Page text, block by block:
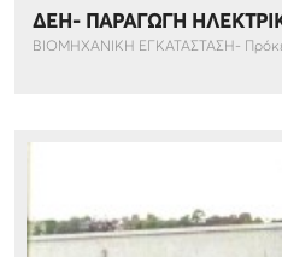
ΔΕΗ- ΠΑΡΑΓΩΓΗ
ΒΙΟΜΗΧΑΝΙΚΗ ΕΓΚΑΤΑΣΤΑΣΗ-